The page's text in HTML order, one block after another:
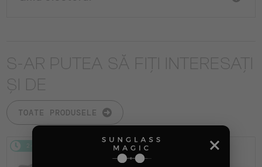
S-AR PUTEA SĂ FIȚI INTERESAȚI
ȘI DE
TOATE PRODUSELE
2-4 ZILE